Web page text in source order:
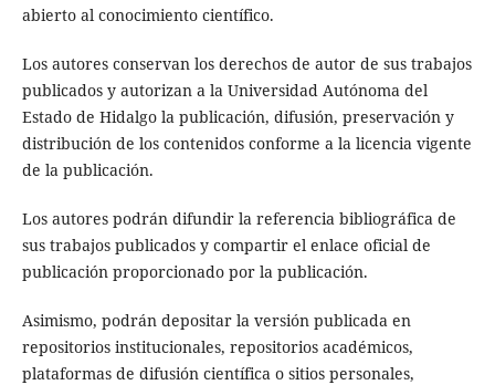
abierto al conocimiento científico.
Los autores conservan los derechos de autor de sus trabajos
publicados y autorizan a la Universidad Autónoma del
Estado de Hidalgo la publicación, difusión, preservación y
distribución de los contenidos conforme a la licencia vigente
de la publicación.
Los autores podrán difundir la referencia bibliográfica de
sus trabajos publicados y compartir el enlace oficial de
publicación proporcionado por la publicación.
Asimismo, podrán depositar la versión publicada en
repositorios institucionales, repositorios académicos,
plataformas de difusión científica o sitios personales,